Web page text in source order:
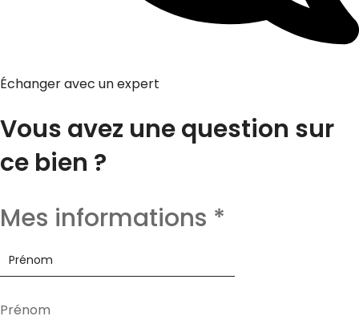
Échanger avec un expert
Vous avez une question sur
ce bien ?
Mes informations *
Prénom